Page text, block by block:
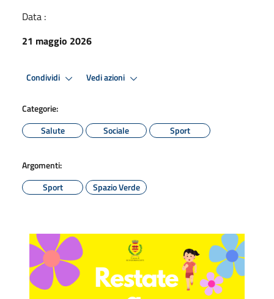
Data :
21 maggio 2026
Condividi Vedi azioni
Categorie:
Salute
Sociale Sport
Argomenti:
Sport
Spazio Verde